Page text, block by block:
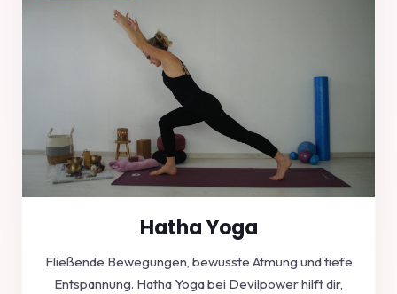
Hatha Yoga
Fließende Bewegungen, bewusste Atmung und tiefe
Entspannung. Hatha Yoga bei Devilpower hilft dir,